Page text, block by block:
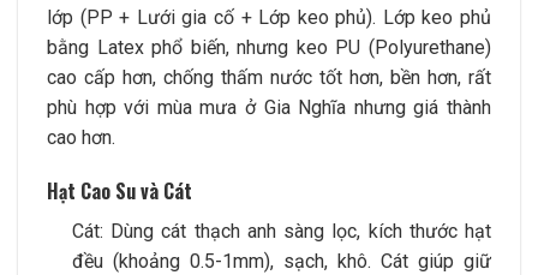
lớp (PP + Lưới gia cố + Lớp keo phủ). Lớp keo phủ
bằng Latex phổ biến, nhưng keo PU (Polyurethane)
cao cấp hơn, chống thấm nước tốt hơn, bền hơn, rất
phù hợp với mùa mưa ở Gia Nghĩa nhưng giá thành
cao hơn.
Hạt Cao Su và Cát
Cát: Dùng cát thạch anh sàng lọc, kích thước hạt
đều (khoảng 0.5-1mm), sạch, khô. Cát giúp giữ